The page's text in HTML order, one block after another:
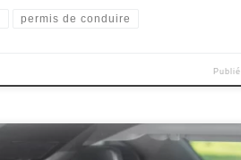
permis de conduire